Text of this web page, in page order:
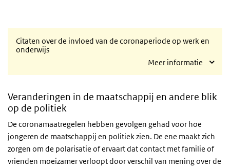
Citaten over de invloed van de coronaperiode op werk en
onderwijs
Meer informatie
Veranderingen in de maatschappij en andere blik
op de politiek
De coronamaatregelen hebben gevolgen gehad voor hoe
jongeren de maatschappij en politiek zien. De ene maakt zich
zorgen om de polarisatie of ervaart dat contact met familie of
vrienden moeizamer verloopt door verschil van mening over de